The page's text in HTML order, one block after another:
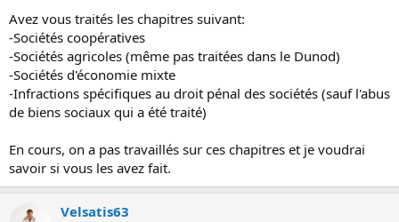
s
c
u
s
s
i
o
Avez vous traités les chapitres suivant:
-Sociétés coopératives
-Sociétés agricoles (même pas traitées dans le Dunod)
-Sociétés d'économie mixte
-Infractions spécifiques au droit pénal des sociétés (sauf l'abus
de biens sociaux qui a été traité)
En cours, on a pas travaillés sur ces chapitres et je voudrai
savoir si vous les avez fait.
Velsatis63